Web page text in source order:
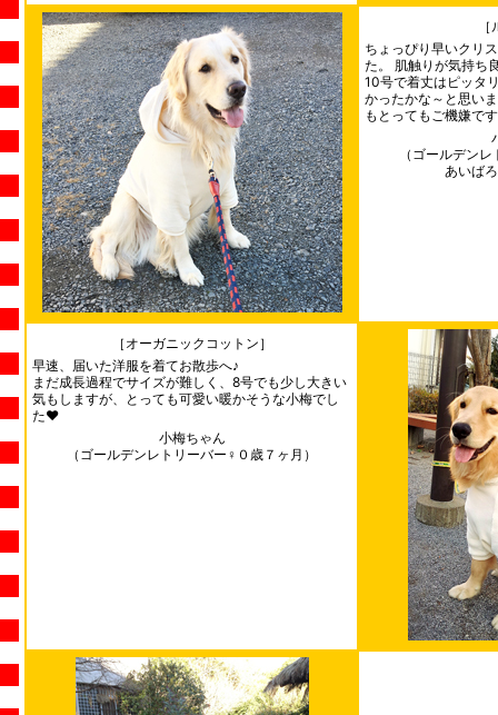
ちょっぴり早いクリ
た。 肌触りが気持ち
10号で着丈はピッタ
かったかな～と思い
もとってもご機嫌で
（ゴールデン
あいば
［オーガニックコットン］
早速、届いた洋服を着てお散歩へ♪
まだ成長過程でサイズが難しく、8号でも少し大きい
気もしますが、とっても可愛い暖かそうな小梅でし
た❤
小梅ちゃん
（ゴールデンレトリーバー♀０歳７ヶ月）